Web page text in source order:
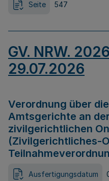
Seite 547
GV. NRW.
29.07.2026
Verordnung über
Amtsgerichte an
zivilgerichtlichen
(Zivilgerichtliches-
Ausfertigungsdatum